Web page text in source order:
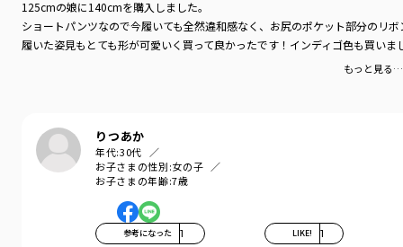
125cmの娘に140cmを購入しました。
ショートパンツなので今履いても全然違和感なく、お尻のポケット部分のリ
履いた姿見もとても形が可愛いく買って良かったです！インディゴ色も買い
もっと見る…
りつあか
年代:30代
お子さまの性別:女の子
お子さまの年齢:7歳
参考になった 1 LIKE! 1